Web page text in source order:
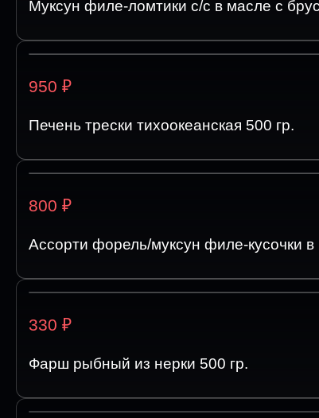
Муксун филе-ломтики с/с в масле с
950 ₽
Печень трески тихоокеанская 500 гр.
800 ₽
Ассорти форель/муксун филе-кусочки в
330 ₽
Фарш рыбный из нерки 500 гр.